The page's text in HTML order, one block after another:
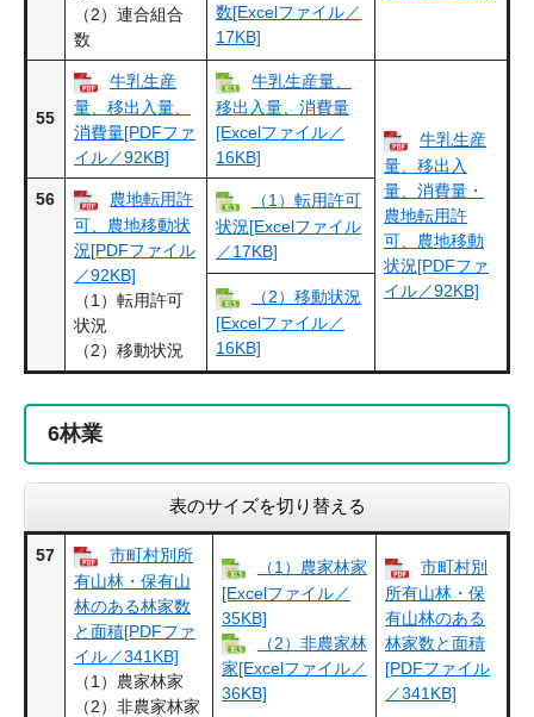
（2）連合組合
数
数[Excelファイル／
17KB]
55
牛乳生産
量、移出入量、
消費量[PDFファ
イル／92KB]
牛乳生産量、
移出入量、消費量
[Excelファイル／
16KB]
牛乳生産
量、移出入
量、消費量・
農地転用許
可、農地移動
状況[PDFファ
イル／92KB]
56
農地転用許
可、農地移動状
況[PDFファイル
／92KB]
（1）転用許可
状況
（2）移動状況
（1）転用許可
状況[Excelファイル
／17KB]
（2）移動状況
[Excelファイル／
16KB]
6林業
表のサイズを切り替える
57
市町村別所
有山林・保有山
林のある林家数
と面積[PDFファ
イル／341KB]
（1）農家林家
（2）非農家林家
（1）農家林家
[Excelファイル／
35KB]
（2）非農家林
家[Excelファイル／
36KB]
市町村別
所有山林・保
有山林のある
林家数と面積
[PDFファイル
／341KB]